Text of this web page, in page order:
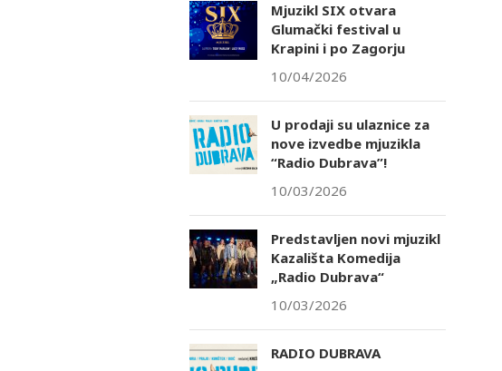
Mjuzikl SIX otvara
Glumački festival u
Krapini i po Zagorju
10/04/2026
U prodaji su ulaznice za
nove izvedbe mjuzikla
“Radio Dubrava”!
10/03/2026
Predstavljen novi mjuzikl
Kazališta Komedija
„Radio Dubrava“
10/03/2026
RADIO DUBRAVA